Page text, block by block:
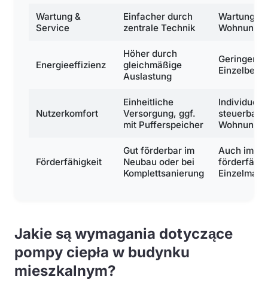
Wartung &
Service
Einfacher durch
zentrale Technik
Wartung in
Wohnung
Energieeffizienz
Höher durch
gleichmäßige
Auslastung
Geringer
Nutzerkomfort
Einheitliche
Versorgung, ggf.
mit Pufferspeicher
Individuell
steuerbar
Wohnung
Förderfähigkeit
Gut förderbar im
Neubau oder bei
Komplettsanierung
Auch im
Jakie są wymagania dotyczące
pompy ciepła w budynku
mieszkalnym?